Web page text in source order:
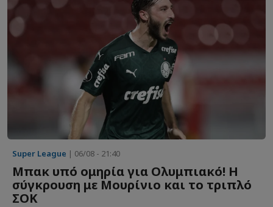
Super League | 06/08 - 21:40
Μπακ υπό ομηρία για Ολυμπιακό! Η
σύγκρουση με Μουρίνιο και το τριπλό
ΣΟΚ